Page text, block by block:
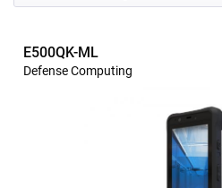
E500QK-ML
Defense Computing